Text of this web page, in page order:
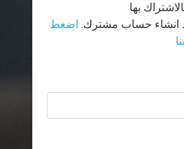
بها
انشاء حساب مشترك. اضغط